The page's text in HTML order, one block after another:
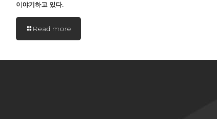
이야기하고 있다.
Read more